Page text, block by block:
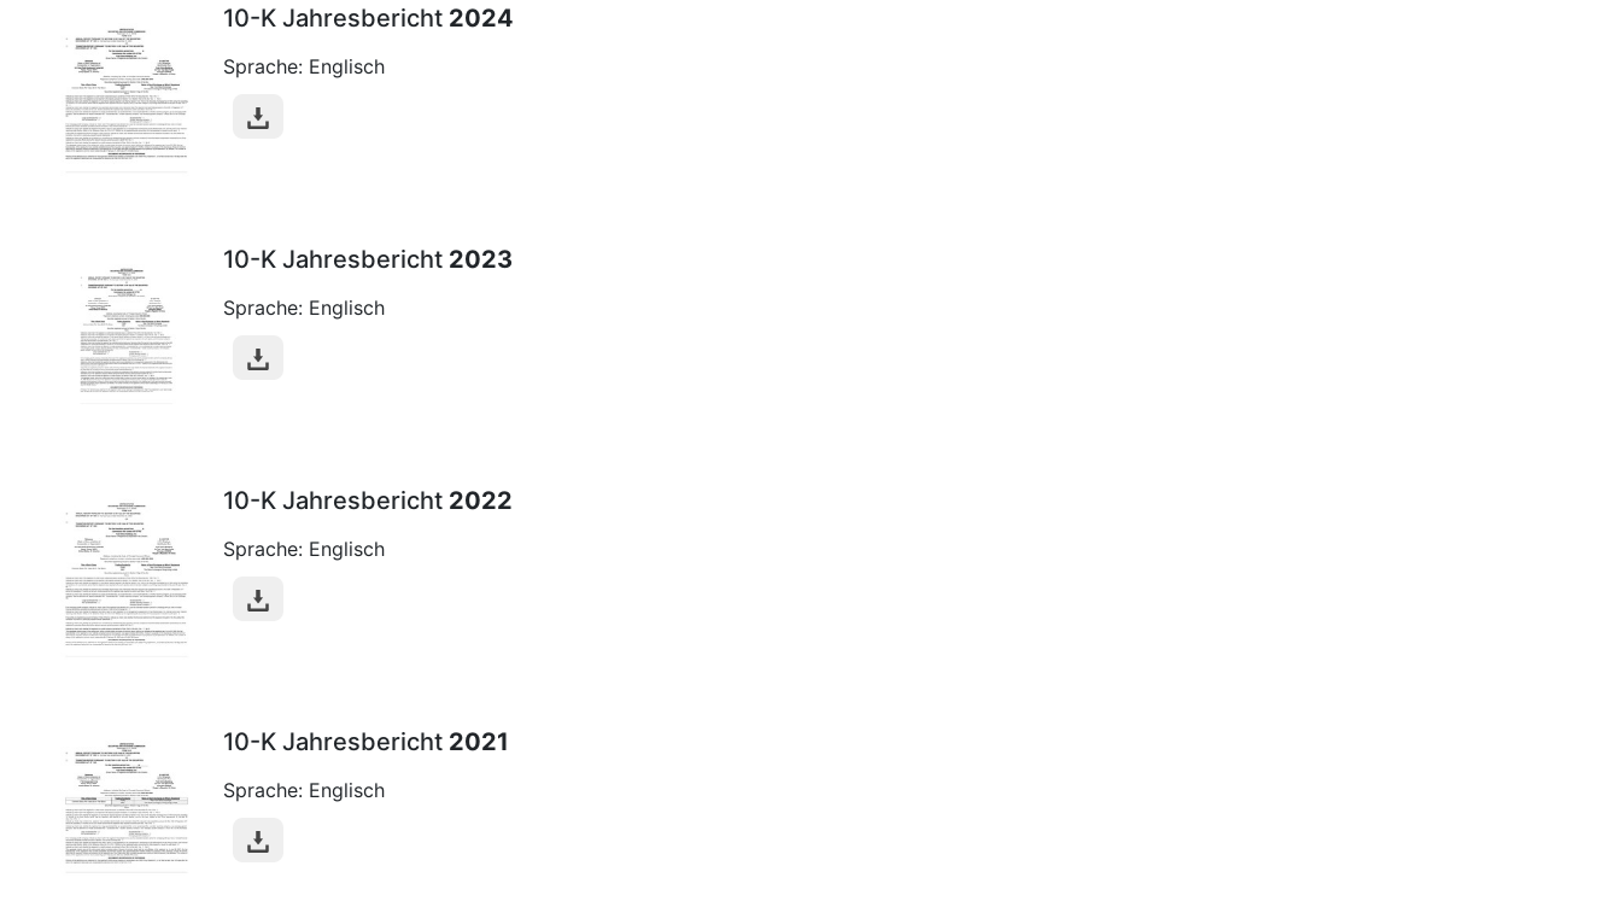
10-K Jahresbericht 2024
Sprache: Englisch
10-K Jahresbericht 2023
Sprache: Englisch
10-K Jahresbericht 2022
Sprache: Englisch
10-K Jahresbericht 2021
Sprache: Englisch